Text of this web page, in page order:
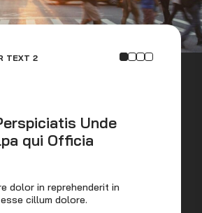
TEXT 2
Unde
qui Officia
dolor in reprehenderit in
cillum dolore.